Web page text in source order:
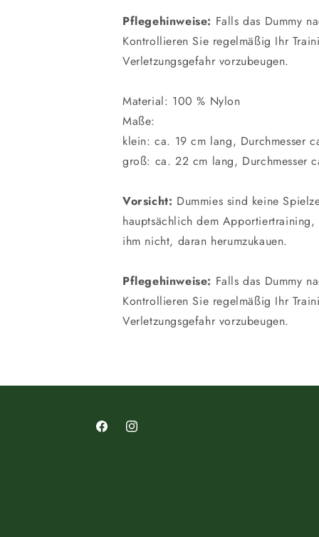
Pflegehinweise: Falls das Dummy
Kontrollieren Sie regelmäßig Ihr
Verletzungsgefahr vorzubeugen.
Material: 100 % Nylon
Maße:
klein: ca. 19 cm lang, Durchmesser
groß: ca. 22 cm lang, Durchmesser
Vorsicht: Dummies sind keine
hauptsächlich dem
ihm nicht, daran herumzukauen.
Pflegehinweise: Falls das Dummy
Kontrollieren Sie regelmäßig Ihr
Verletzungsgefahr vorzubeugen.
FacebookInstagram